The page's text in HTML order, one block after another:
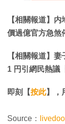
【相關報道】
價過億官方急煞
【相關報道】
1 円引網民熱議
即刻【按此】，
Source：